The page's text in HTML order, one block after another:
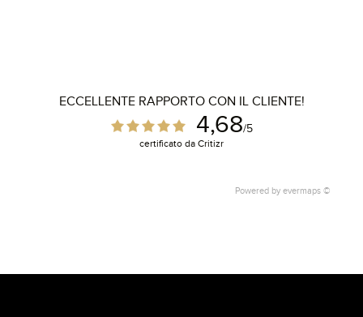
ECCELLENTE RAPPORTO CON IL CLIENTE!
4,68/5
certificato da Critizr
Powered by evermaps ©